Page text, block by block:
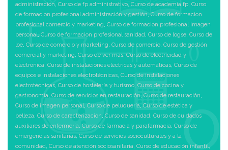
administración, Curso de fp administrativo, Curso de academia fp, Curso
de formacion profesional administración y gestión,Curso de formacion
profesional comercio y marketing, Curso de formacion profesional imagen
personal,Curso de formacion profesional sanidad, Curso de logse, Curso de
loe, Curso de comercio y marketing, Curso de comercio, Curso de gestión
comercial y marketing, Curso de ver más,Curso de electricidad y
electrónica, Curso de instalaciones eléctricas y automáticas, Curso de
equipos e instalaciones electrotécnicas, Curso de instalaciones
electrotécnicas, Curso de hostelería y turismo, Curso de cocina y
gastronomía, Curso de servicios en restauración, Curso de restauración,
Curso de imagen personal, Curso de peluquería,Curso de estética y
belleza, Curso de caracterización,Curso de sanidad, Curso de cuidados
auxiliares de enfermería,Curso de farmacia y parafarmacia, Curso de
emergencias sanitarias, Curso de servicios socioculturales y a la
comunidad, Curso de atención sociosanitaria, Curso de educación infantil,